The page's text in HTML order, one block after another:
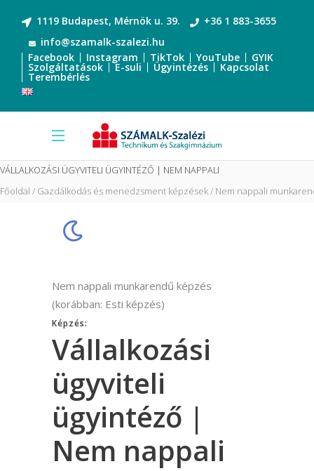
1119 Budapest, Mérnök u. 39.
+36 1 883-3655
info@szamalk-szalezi.hu
Facebook
Instagram TikTok YouTube GYIK
Szolgáltatások E-suli Ügyintézés Kapcsolat
Terembérlés
VÁLLALKOZÁSI ÜGYVITELI ÜGYINTÉZŐ | NEM NAPPALI
Főoldal Gazdálkodás és menedzsment képzések Nem nappali
Nem nappali munkarendű képzés
(korábban: Esti képzés)
Képzés:
Vállalkozási
ügyviteli
ügyintéző |
Nem nappali